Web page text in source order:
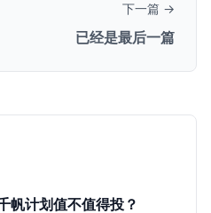
下一篇 →
已经是最后一篇
帆计划值不值得投？